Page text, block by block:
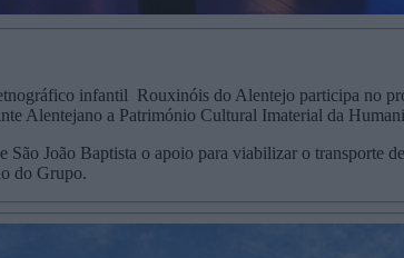
infantil Rouxinóis do Alentejo participa no
Alentejano a Património Cultural Imaterial da
João Baptista o apoio para viabilizar o transporte
do Grupo.